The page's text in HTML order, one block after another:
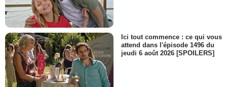
Ici tout commence : ce qui vous
attend dans l'épisode 1496 du
jeudi 6 août 2026 [SPOILERS]